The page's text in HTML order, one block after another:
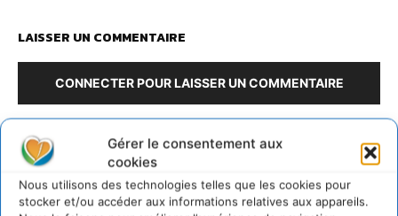
Gérer le consentement aux
cookies
Nous utilisons des technologies telles que les cookies pour
stocker et/ou accéder aux informations relatives aux appareils.
LAISSER UN COMMENTAIRE
CONNECTER POUR LAISSER UN COMMENTAIRE